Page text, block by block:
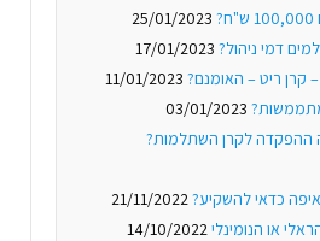
25/01/2023
דמי ניהול? 17/01/2023
קרן ריט – האומנם? 11/01/2023
03/01/2023
ההפקדה לקרן השתלמות?
כדאי להשקיע?21/11/2022
או הנומינלי14/10/2022